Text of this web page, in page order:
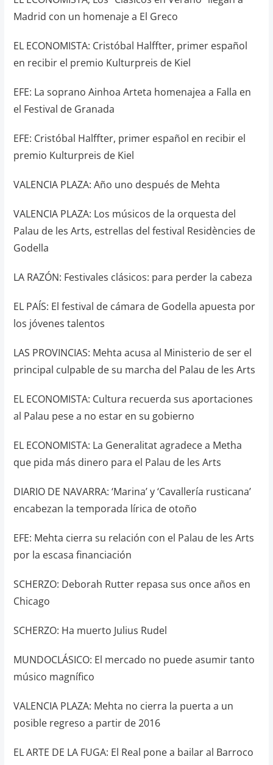
Madrid con un homenaje a El Greco
EL ECONOMISTA: Cristóbal Halffter, primer español
en recibir el premio Kulturpreis de Kiel
EFE: La soprano Ainhoa Arteta homenajea a Falla en
el Festival de Granada
EFE: Cristóbal Halffter, primer español en recibir el
premio Kulturpreis de Kiel
VALENCIA PLAZA: Año uno después de Mehta
VALENCIA PLAZA: Los músicos de la orquesta del
Palau de les Arts, estrellas del festival Residències de
Godella
LA RAZÓN: Festivales clásicos: para perder la cabeza
EL PAÍS: El festival de cámara de Godella apuesta por
los jóvenes talentos
LAS PROVINCIAS: Mehta acusa al Ministerio de ser el
principal culpable de su marcha del Palau de les Arts
EL ECONOMISTA: Cultura recuerda sus aportaciones
al Palau pese a no estar en su gobierno
EL ECONOMISTA: La Generalitat agradece a Metha
que pida más dinero para el Palau de les Arts
DIARIO DE NAVARRA: ‘Marina’ y ‘Cavallería rusticana’
encabezan la temporada lírica de otoño
EFE: Mehta cierra su relación con el Palau de les Arts
por la escasa financiación
SCHERZO: Deborah Rutter repasa sus once años en
Chicago
SCHERZO: Ha muerto Julius Rudel
MUNDOCLÁSICO: El mercado no puede asumir tanto
músico magnífico
VALENCIA PLAZA: Mehta no cierra la puerta a un
posible regreso a partir de 2016
EL ARTE DE LA FUGA: El Real pone a bailar al Barroco